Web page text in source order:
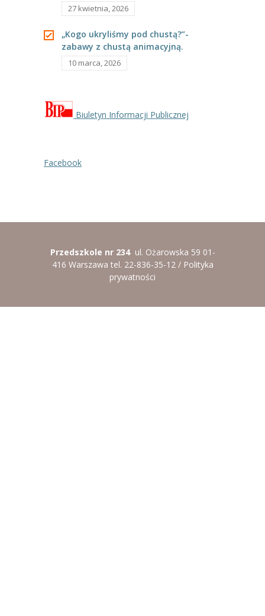
27 kwietnia, 2026
„Kogo ukryliśmy pod chustą?”-
zabawy z chustą animacyjną.
10 marca, 2026
Biuletyn Informacji Publicznej
Facebook
Przedszkole nr 234 ul. Ożarowska 59 01-
416 Warszawa tel. 22-836-35-12 / Polityka
prywatności